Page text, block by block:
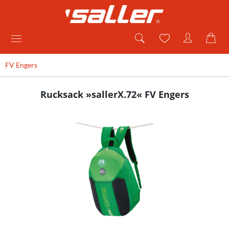
FV Engers
Rucksack »sallerX.72« FV Engers